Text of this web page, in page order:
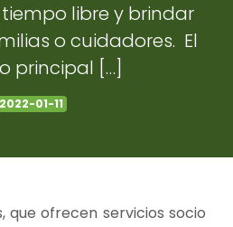
libre y brindar
o cuidadores. El
principal […]
2022-01-11
que ofrecen servicios socio